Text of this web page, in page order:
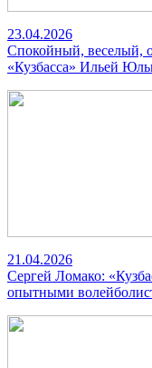
23.04.2026
Спокойный, веселый,
«Кузбасса» Ильей
21.04.2026
Сергей Ломако:
опытными